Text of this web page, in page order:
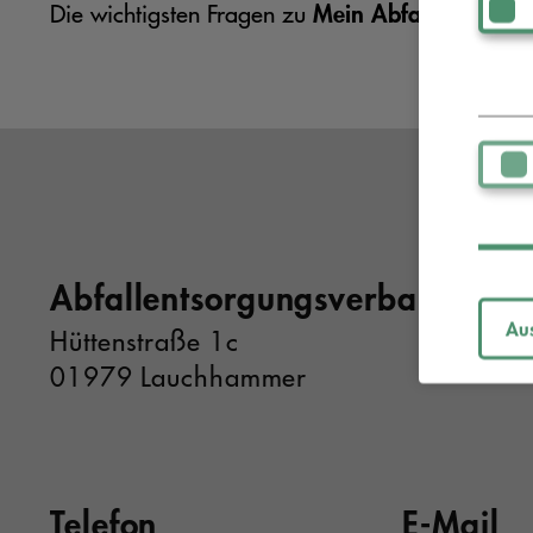
Die wichtigsten Fragen zu Mein Abfallportal
Abfallentsorgungsverband
Hüttenstraße 1c
01979 Lauchhammer
Telefon E-Mail